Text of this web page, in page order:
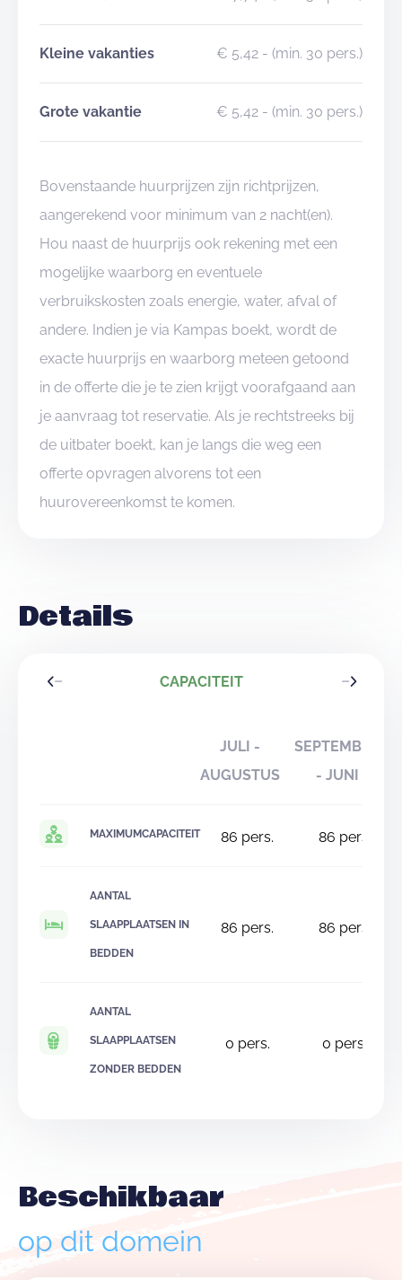
Kleine vakanties € 5,42 - (min. 30 pers.)
Grote vakantie € 5,42 - (min. 30 pers.)
Bovenstaande huurprijzen zijn richtprijzen,
aangerekend voor minimum van 2 nacht(en).
Hou naast de huurprijs ook rekening met een
mogelijke waarborg en eventuele
verbruikskosten zoals energie, water, afval of
andere. Indien je via Kampas boekt, wordt de
exacte huurprijs en waarborg meteen getoond
in de offerte die je te zien krijgt voorafgaand aan
je aanvraag tot reservatie. Als je rechtstreeks bij
de uitbater boekt, kan je langs die weg een
offerte opvragen alvorens tot een
huurovereenkomst te komen.
Details
CAPACITEIT
JULI -
AUGUSTUS
SEPTEMBER
- JUNI
MAXIMUMCAPACITEIT 86 pers. 86 pers.
AANTAL
SLAAPPLAATSEN IN
BEDDEN
86 pers. 86 pers.
AANTAL
SLAAPPLAATSEN
ZONDER BEDDEN
0 pers. 0 pers.
Beschikbaar
op dit domein